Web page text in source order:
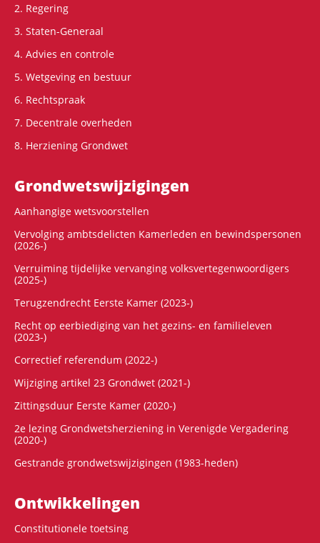
2. Regering
3. Staten-Generaal
4. Advies en controle
5. Wetgeving en bestuur
6. Rechtspraak
7. Decentrale overheden
8. Herziening Grondwet
Grondwets­wijzigingen
Aanhangige wetsvoorstellen
Vervolging ambtsdelicten Kamerleden en bewindspersonen
(2026-)
Verruiming tijdelijke vervanging volksvertegenwoordigers
(2025-)
Terugzendrecht Eerste Kamer (2023-)
Recht op eerbiediging van het gezins- en familieleven
(2023-)
Correctief referendum (2022-)
Wijziging artikel 23 Grondwet (2021-)
Zittingsduur Eerste Kamer (2020-)
2e lezing Grondwetsherziening in Verenigde Vergadering
(2020-)
Gestrande grondwetswijzigingen (1983-heden)
Ontwikke­lingen
Constitutionele toetsing